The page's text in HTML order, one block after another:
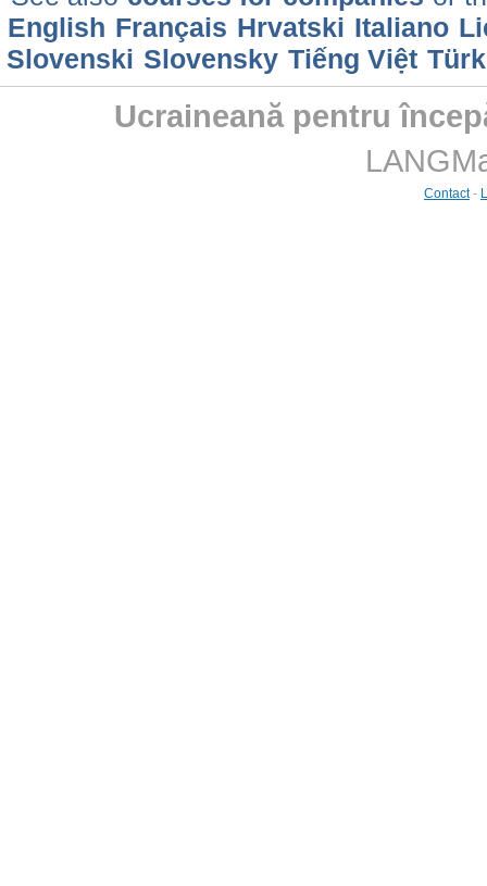
English Français Hrvatski Italiano
Slovenski Slovensky Tiếng Việt
Ucraineană pentru
Contact-